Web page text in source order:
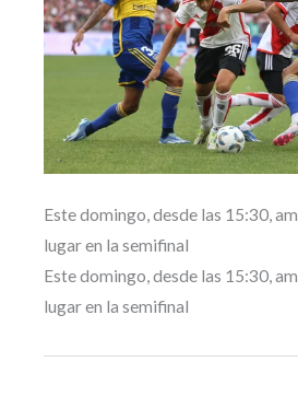
Este domingo, desde las 15:30,
lugar en la semifinal
Este domingo, desde las 15:30,
lugar en la semifinal